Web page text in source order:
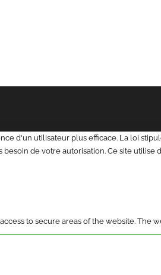
d'un utilisateur plus efficace. La loi
de votre autorisation. Ce site
to secure areas of the website.